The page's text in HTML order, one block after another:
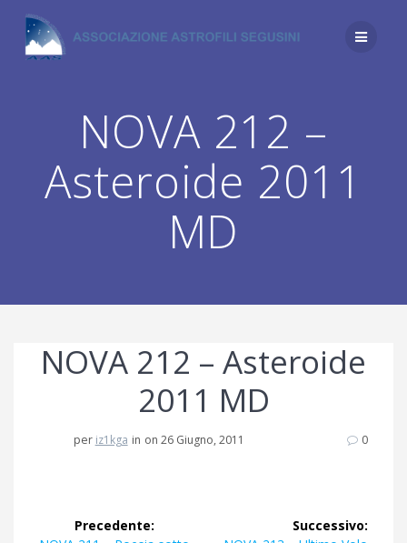
contenuto
NOVA 212 –
Asteroide 2011
MD
NOVA 212 – Asteroide
2011 MD
per iz1kga in on 26 Giugno, 2011 0
Navigazione
Precedente:
Successivo: